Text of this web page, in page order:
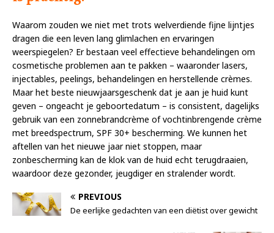
Waarom zouden we niet met trots welverdiende fijne lijntjes
dragen die een leven lang glimlachen en ervaringen
weerspiegelen? Er bestaan veel effectieve behandelingen om
cosmetische problemen aan te pakken – waaronder lasers,
injectables, peelings, behandelingen en herstellende crèmes.
Maar het beste nieuwjaarsgeschenk dat je aan je huid kunt
geven – ongeacht je geboortedatum – is consistent, dagelijks
gebruik van een zonnebrandcrème of vochtinbrengende crème
met breedspectrum, SPF 30+ bescherming. We kunnen het
aftellen van het nieuwe jaar niet stoppen, maar
zonbescherming kan de klok van de huid echt terugdraaien,
waardoor deze gezonder, jeugdiger en stralender wordt.
PREVIOUS
De eerlijke gedachten van een diëtist over gewicht